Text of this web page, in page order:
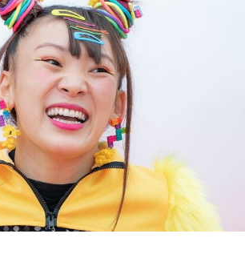
感